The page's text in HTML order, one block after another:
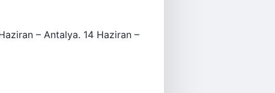
– Antalya. 14 Haziran –